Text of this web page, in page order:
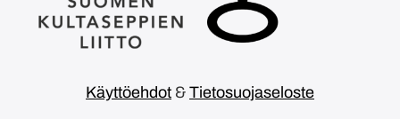
Käyttöehdot & Tietosuojaseloste